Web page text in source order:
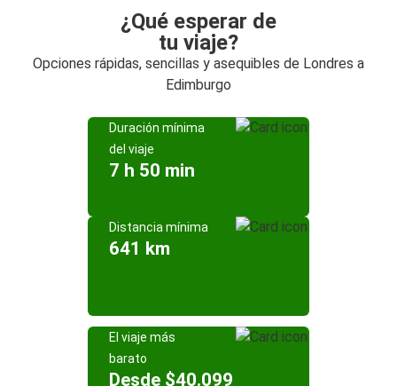
¿Qué esperar de
tu viaje?
Opciones rápidas, sencillas y asequibles de Londres a
Edimburgo
Duración mínima
del viaje
7 h 50 min
Distancia mínima
641 km
El viaje más
barato
Desde $40.099